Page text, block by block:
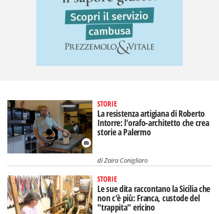
STORIE
La resistenza artigiana di Roberto
Intorre: l'orafo-architetto che crea
storie a Palermo
diZaira Conigliaro
STORIE
Le sue dita raccontano la Sicilia che
non c'è più: Franca, custode del
"trappita" ericino